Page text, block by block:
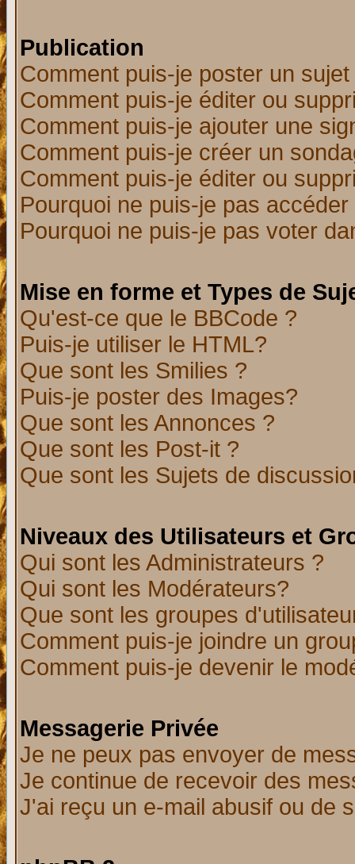
Publication
Comment puis-je poster un
Comment puis-je éditer ou
Comment puis-je ajouter une
Comment puis-je créer un
Comment puis-je éditer ou
Pourquoi ne puis-je pas
Pourquoi ne puis-je pas voter
Mise en forme et Types de
Qu'est-ce que le BBCode ?
Puis-je utiliser le HTML?
Que sont les Smilies ?
Puis-je poster des Images?
Que sont les Annonces ?
Que sont les Post-it ?
Que sont les Sujets de
Niveaux des Utilisateurs et
Qui sont les Administrateurs ?
Qui sont les Modérateurs?
Que sont les groupes
Comment puis-je joindre un
Comment puis-je devenir le
Messagerie Privée
Je ne peux pas envoyer de
Je continue de recevoir des
J'ai reçu un e-mail abusif ou de